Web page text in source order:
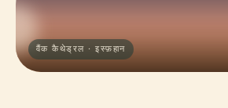
वैंक कैथेड्रल · इस्फ़हान